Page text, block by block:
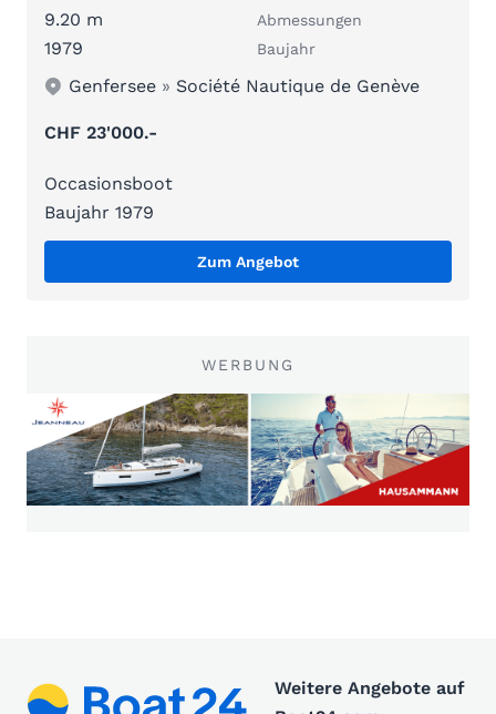
9.20 m
Abmessungen
1979 Baujahr
Genfersee » Société Nautique de Genève
CHF 23'000.-
Occasionsboot
Baujahr 1979
Zum Angebot
WERBUNG
Weitere Angebote auf